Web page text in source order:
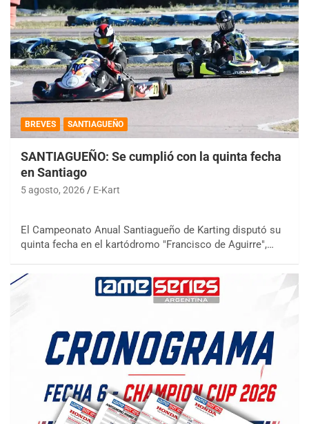
BREVES SANTIAGUEÑO
SANTIAGUEÑO: Se cumplió con la quinta fecha
en Santiago
5 agosto, 2026 E-Kart
El Campeonato Anual Santiagueño de Karting disputó su
quinta fecha en el kartódromo "Francisco de Aguirre",…